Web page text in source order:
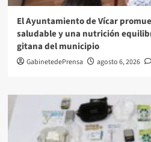
El Ayuntamiento de Vícar
saludable y una nutrición
gitana del municipio
GabinetedePrensa agosto 6, 2026